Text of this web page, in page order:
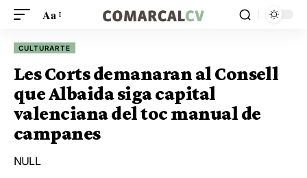
Aa
CULTURARTE
Les Corts demanaran al Consell
que Albaida siga capital
valenciana del toc manual de
campanes
NULL